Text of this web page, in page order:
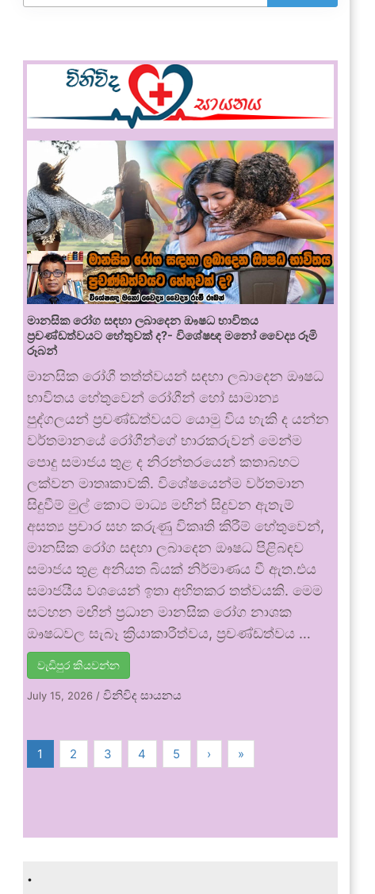
මානසික රෝග සඳහා ලබාදෙන ඖෂධ භාවිතය
ප්‍රචණ්ඩත්වයට හේතුවක් ද?- විශේෂඥ මනෝ වෛද්‍ය රූමි
රූබන්
මානසික රෝගී තත්ත්වයන් සඳහා ලබාදෙන ඖෂධ
භාවිතය හේතුවෙන් රෝගීන් හෝ සාමාන්‍ය
පුද්ගලයන් ප්‍රචණ්ඩත්වයට යොමු විය හැකි ද යන්න
වර්තමානයේ රෝගීන්ගේ භාරකරුවන් මෙන්ම
පොදු සමාජය තුළ ද නිරන්තරයෙන් කතාබහට
ලක්වන මාතෘකාවකි. විශේෂයෙන්ම වර්තමාන
සිදුවීම් මුල් කොට මාධ්‍ය මඟින් සිදුවන ඇතැම්
අසත්‍ය ප්‍රචාර සහ කරුණු විකෘති කිරීම් හේතුවෙන්,
මානසික රෝග සඳහා ලබාදෙන ඖෂධ පිළිබඳව
සමාජය තුළ අනියත බියක් නිර්මාණය වී ඇත.එය
සමාජයීය වශයෙන් ඉතා අහිතකර තත්වයකි. මෙම
සටහන මඟින් ප්‍රධාන මානසික රෝග නාශක
ඖෂධවල සැබෑ ක්‍රියාකාරීත්වය, ප්‍රචණ්ඩත්වය …
වැඩිපුර කියවන්න
July 15, 2026 /විනිවිද සායනය
1 2 3 4 5 › »
.